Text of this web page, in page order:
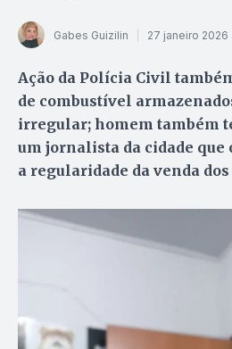
Gabes Guizilin 27 janeiro 2026
Ação da Polícia Civil
de combustível
irregular; homem também
um jornalista da cidade que
a regularidade da venda